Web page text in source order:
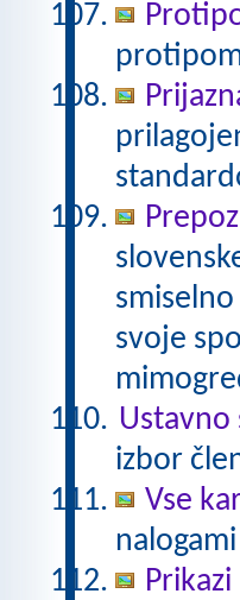
svoje
Ustavno
izbor
Vse